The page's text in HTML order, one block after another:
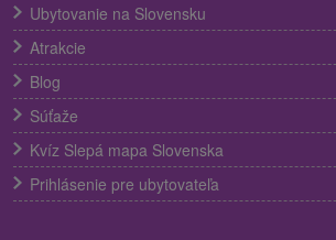
Ubytovanie na Slovensku
Atrakcie
Blog
Súťaže
Kvíz Slepá mapa Slovenska
Prihlásenie pre ubytovateľa